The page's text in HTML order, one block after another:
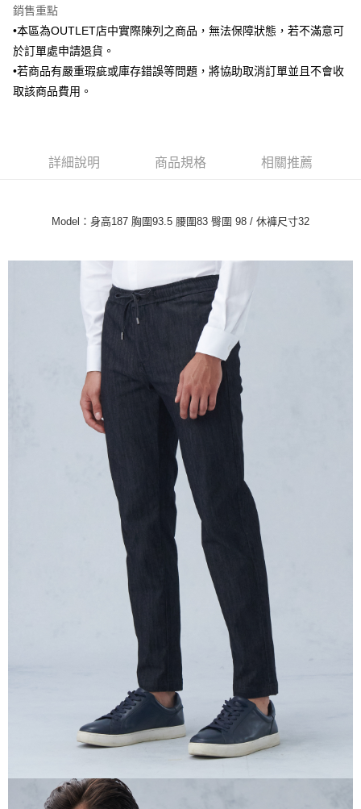
聯邦商業銀行
元大商業銀行
永豐商業銀行
台新國際商業銀行
台灣樂天信用卡公司
匯豐（台灣）商業銀行
聯邦商業銀行
遠東國際商業銀行
元大商業銀行
玉山商業銀行
星展（台灣）商業銀行
台灣樂天信用卡公司
悠遊付
Google Pay
AFTEE先享後付是「在收到商品之後才付款」的支付方式。 讓您購物簡單
３．安心：先確認商品／服務後，再付款。
１．於結帳方式選擇「AFTEE先享後付」後，將跳轉至「AFTEE先享後付」
結帳頁面，進行簡訊認證並確認金額後，即可完成結帳。
２．訂單成立數日內，您將收到繳費通知簡訊。
３．收到繳費通知簡訊後14天內，點擊此簡訊中的連結，可透過四大超商／
ATM／網路銀行／等多元方式進行付款，方視為交易完成。
※ 請注意：結帳手續完成當下不需立刻繳費，但若您需要取消訂單，請聯絡
購買商品的店家。未經商家同意取消之訂單仍視為有效，需透過AFTEE先享
後付繳納相關費用。
※ 交易是否成功請以「AFTEE先享後付 」之結帳頁面顯示為準，若有關於
是否繳費成功／繳費後需取消欲退款等相關疑問，請聯繫「AFTEE先享後付
客戶支援中心」https://netprotections.freshdesk.com/support/home
１．透過由恩沛科技股份有限公司提供之「AFTEE先享後付」服務完成之交
易，需依本服務之必要範圍內提供個人資料，並將交易相關給付款項請求債
權轉讓予恩沛科技股份有限公司。
２．關於個人資料處理事宜，請瀏覽以下網址：
https://aftee.tw/terms/#terms3
３．未成年的使用者請事先徵得法定代理人或監護人之同意方可使用
「AFTEE先享後付」，若未經同意申辦者引起之損失，本公司不負相關責
４．使用「AFTEE先享後付」時，將依據個別帳號之用戶狀況，依本公司即
時審查核予不同之上限額度；若仍有額度不足之情形，本公司將視審查結果
５．嚴禁一人註冊多個帳號或使用他人資訊註冊。若發現惡意使用之情形，
恩沛科技股份有限公司將有權停止該用戶之使用額度並採取法律行動。
ATM付款
新竹物流宅配
每筆NT$350，滿NT$3,500(含以上)免運費
LINEX 宇迅國際
銷售重點
•本區為OUTLET店中實際陳列之商品，無法保障狀態，若不滿意可
於訂單處申請退貨。
•若商品有嚴重瑕疵或庫存錯誤等問題，將協助取消訂單並且不會收
取該商品費用。
詳細說明 商品規格 相關推薦
Model：身高187 胸圍93.5 腰圍83 臀圍 98 / 休褲尺寸32